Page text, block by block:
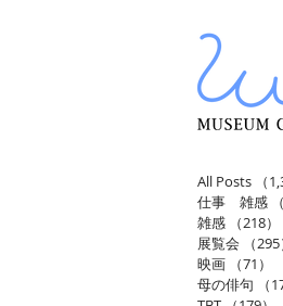
All Posts （
仕事 雑感
雑感
（218）
展覧会
（295
映画
（71）
母の俳句
（